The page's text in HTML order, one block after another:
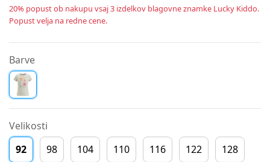
20% popust ob nakupu vsaj 3 izdelkov blagovne znamke Lucky Kiddo.
Popust velja na redne cene.
Barve
Velikosti
92
98 104 110 116 122 128